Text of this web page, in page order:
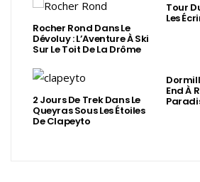
Rocher Rond Dans Le
Dévoluy : L’Aventure À Ski
Sur Le Toit De La Drôme
Tour
Les
2 Jours De Trek Dans Le
Queyras Sous Les Étoiles
De Clapeyto
End À